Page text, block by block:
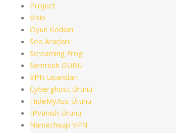
Project
Visio
Oyun Kodları
Seo Araçları
Screaming Frog
Semrush GURU
VPN Lisansları
Cyberghost Ürünü
HideMyAss Ürünü
IPVanish Ürünü
Namecheap VPN